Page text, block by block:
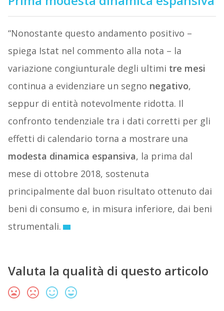
“Nonostante questo andamento positivo –
spiega Istat nel commento alla nota – la
variazione congiunturale degli ultimi tre mesi
continua a evidenziare un segno negativo,
seppur di entità notevolmente ridotta. Il
confronto tendenziale tra i dati corretti per gli
effetti di calendario torna a mostrare una
modesta dinamica espansiva, la prima dal
mese di ottobre 2018, sostenuta
principalmente dal buon risultato ottenuto dai
beni di consumo e, in misura inferiore, dai beni
strumentali.
Valuta la qualità di questo articolo